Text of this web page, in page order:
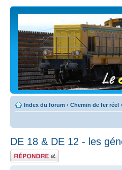
Index du forum ‹ Chemin de fer réel ‹
DE 18 & DE 12 - les
Répondre